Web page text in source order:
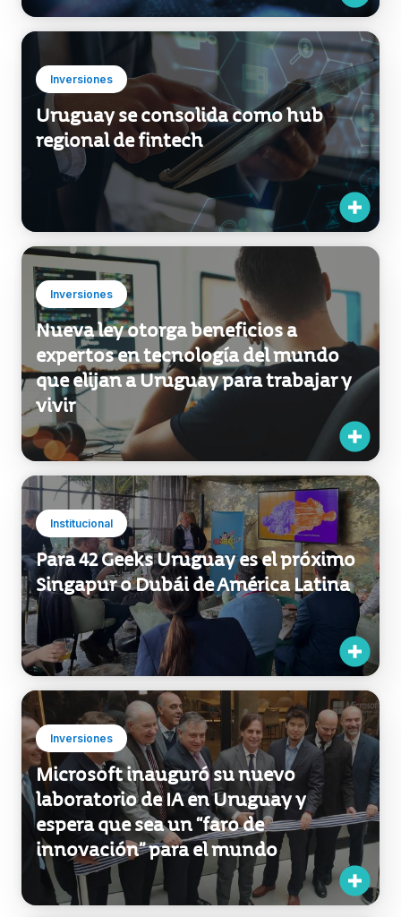
Inversiones
Uruguay se consolida como hub
regional de fintech
Inversiones
Nueva ley otorga beneficios a
expertos en tecnología del mundo
que elijan a Uruguay para trabajar y
vivir
Institucional
Para 42 Geeks Uruguay es el próximo
Singapur o Dubái de América Latina
Inversiones
Microsoft inauguró su nuevo
laboratorio de IA en Uruguay y
espera que sea un “faro de
innovación” para el mundo
Exportaciones